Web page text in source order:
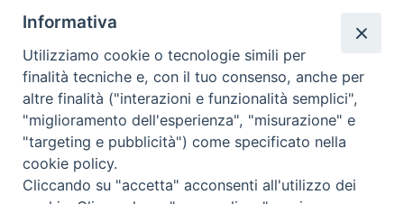
VIDEOGALLERY
PHOTOGALLERY
Informativa
Utilizziamo cookie o tecnologie simili per
finalità tecniche e, con il tuo consenso, anche per
altre finalità ("interazioni e funzionalità semplici",
"miglioramento dell'esperienza", "misurazione" e
"targeting e pubblicità") come specificato nella
cookie policy.
Cliccando su "accetta" acconsenti all'utilizzo dei